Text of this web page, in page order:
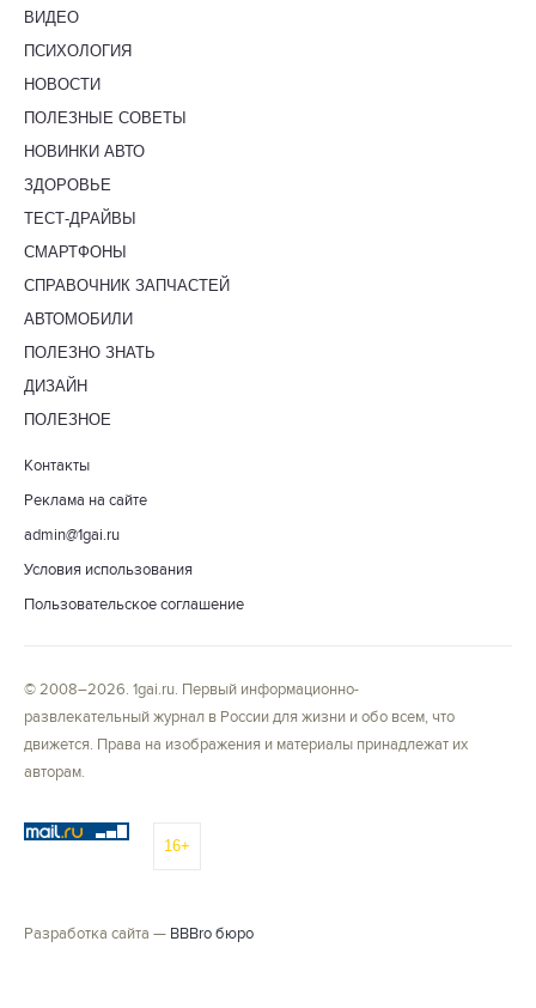
ВИДЕО
ПСИХОЛОГИЯ
НОВОСТИ
ПОЛЕЗНЫЕ СОВЕТЫ
НОВИНКИ АВТО
ЗДОРОВЬЕ
ТЕСТ-ДРАЙВЫ
СМАРТФОНЫ
СПРАВОЧНИК ЗАПЧАСТЕЙ
АВТОМОБИЛИ
ПОЛЕЗНО ЗНАТЬ
ДИЗАЙН
ПОЛЕЗНОЕ
Контакты
Реклама на сайте
admin@1gai.ru
Условия использования
Пользовательское соглашение
© 2008–2026. 1gai.ru. Первый информационно-
развлекательный журнал в России для жизни и обо всем, что
движется. Права на изображения и материалы принадлежат их
авторам.
16+
Разработка сайта — BBBro бюро